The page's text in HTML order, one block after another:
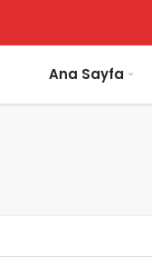
Ana Sayfa